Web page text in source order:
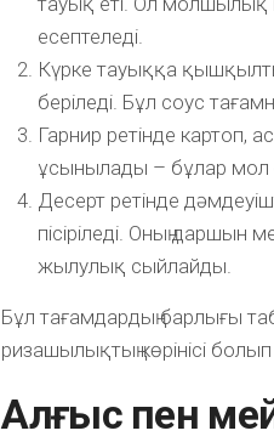
есептеледі.
Күрке тауыққа
беріледі. Бұл соус
Гарнир ретінде картоп,
ұсынылады – бұлар мол
Десерт ретінде
пісіріледі. Оның даршын
жылулық сыйлайды.
Бұл тағамдардың барлығы
ризашылықтың көрінісі
Алғыс пен